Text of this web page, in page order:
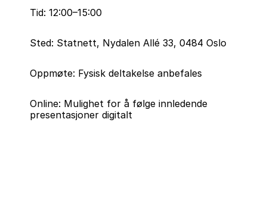
Tid: 12:00–15:00
Sted: Statnett, Nydalen Allé 33, 0484 Oslo
Oppmøte: Fysisk deltakelse anbefales
Online: Mulighet for å følge innledende
presentasjoner digitalt